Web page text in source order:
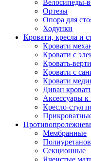
Велосипеды-
Ортезы
Опора для
Ходунки
Кровати, кресла и
Кровати
Кровати с
Кровать-
Кровати с
Кровати
Диван
Аксессуары к
Кресло-стул
Мембранные
Секционные
Ячеистые